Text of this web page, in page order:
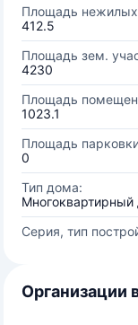
Площадь
412.5
Площадь зем.
4230
Площадь
1023.1
Площадь
0
Тип дома:
Многоквартирный
Серия, тип
Организации